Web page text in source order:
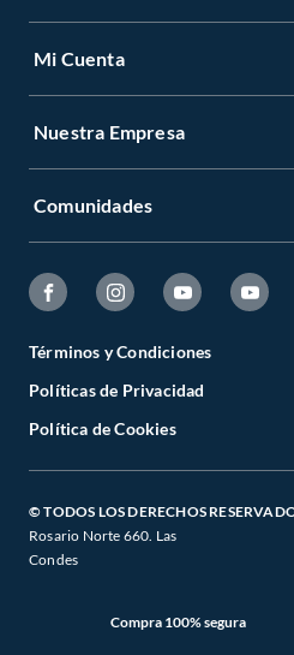
Mi Cuenta
Nuestra Empresa
Comunidades
Términos y Condiciones
Políticas de Privacidad
Política de Cookies
© TODOS LOS DERECHOS
Rosario Norte 660. Las
Condes
Compra 100% segura